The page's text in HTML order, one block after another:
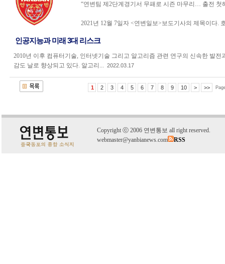
“연변팀 제2단계경기서 무패로 시즌 마무리… 출전 첫
2021년 12월 7일자 <연변일보>보도기사의 제목이다.
인공지능과 미래 3대 리스크
2010년 이후 컴퓨터기술, 인터넷기술 그리고 알고리즘 관련 연구의 신속한 발
감도 날로 향상되고 있다. 알고리... 2022.03.17
1 2 3 4 5 6 7 8 9 10 > >>
Copyright ⓒ 2006 연변통보 all right reserved.
webmaster@yanbianews.com
RSS